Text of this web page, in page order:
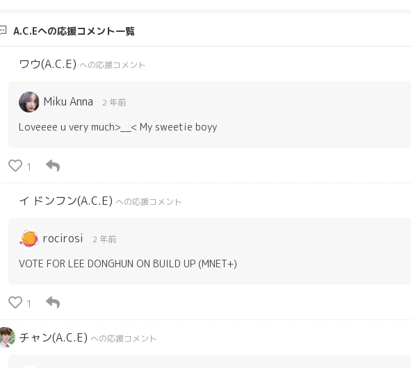
A.C.Eへの応援コメント一覧
ワウ(A.C.E) への応援コメント
Miku Anna 2 年前
Loveeee u very much>__< My sweetie boyy
1
イ ドンフン(A.C.E) への応援コメント
rocirosi 2 年前
VOTE FOR LEE DONGHUN ON BUILD UP (MNET+)
1
チャン(A.C.E) への応援コメント